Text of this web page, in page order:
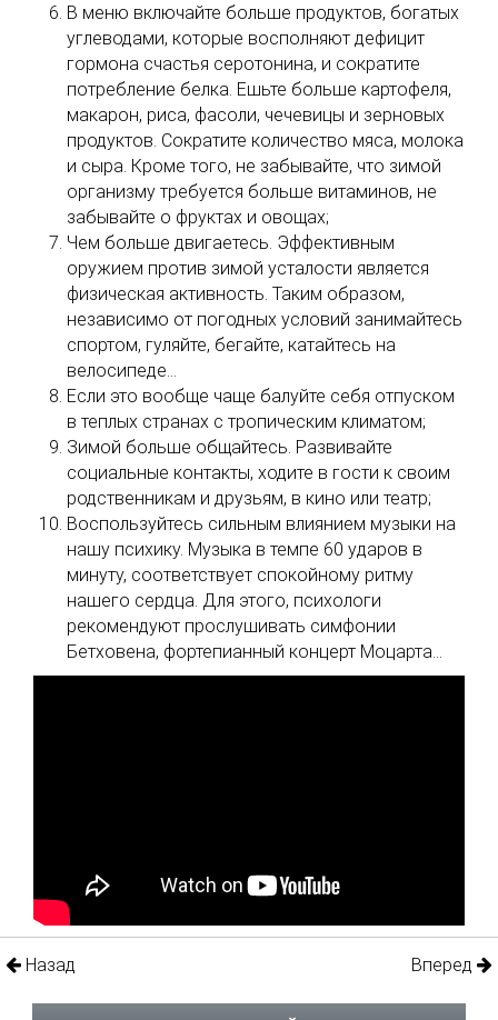
В меню включайте больше продуктов, богатых
углеводами, которые восполняют дефицит
гормона счастья серотонина, и сократите
потребление белка. Ешьте больше картофеля,
макарон, риса, фасоли, чечевицы и зерновых
продуктов. Сократите количество мяса, молока
и сыра. Кроме того, не забывайте, что зимой
организму требуется больше витаминов, не
забывайте о фруктах и овощах;
Чем больше двигаетесь. Эффективным
оружием против зимой усталости является
физическая активность. Таким образом,
независимо от погодных условий занимайтесь
спортом, гуляйте, бегайте, катайтесь на
велосипеде…
Если это вообще чаще балуйте себя отпуском
в теплых странах с тропическим климатом;
Зимой больше общайтесь. Развивайте
социальные контакты, ходите в гости к своим
родственникам и друзьям, в кино или театр;
Воспользуйтесь сильным влиянием музыки на
нашу психику. Музыка в темпе 60 ударов в
минуту, соответствует спокойному ритму
нашего сердца. Для этого, психологи
рекомендуют прослушивать симфонии
Бетховена, фортепианный концерт Моцарта...
Назад Вперед